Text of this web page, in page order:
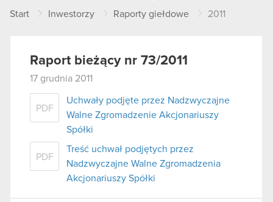
Start Inwestorzy Raporty giełdowe 2011
Raport bieżący nr 73/2011
17 grudnia 2011
PDF
Uchwały podjęte przez Nadzwyczajne
Walne Zgromadzenie Akcjonariuszy
Spółki
PDF
Treść uchwał podjętych przez
Nadzwyczajne Walne Zgromadzenia
Akcjonariuszy Spółki